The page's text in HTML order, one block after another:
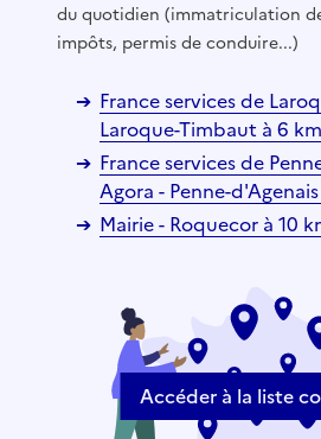
du quotidien (immatriculation
impôts, permis de conduire...)
France services de
Laroque-Timbaut à 6 km
France services de
Agora - Penne-
Mairie - Roquecor à 10
Accéder à la liste